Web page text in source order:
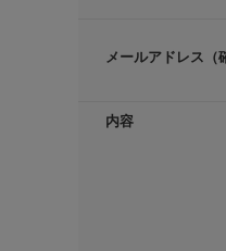
メールアドレス（
内容